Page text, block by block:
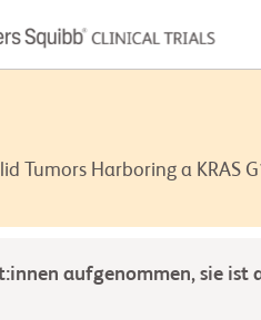
Tumors Harboring a KRAS
aufgenommen, sie ist